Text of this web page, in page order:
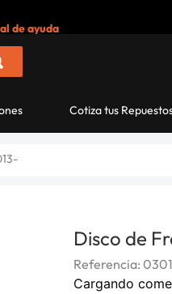
de ayuda
Cotiza tus
Disco de
Referencia:
Cargando